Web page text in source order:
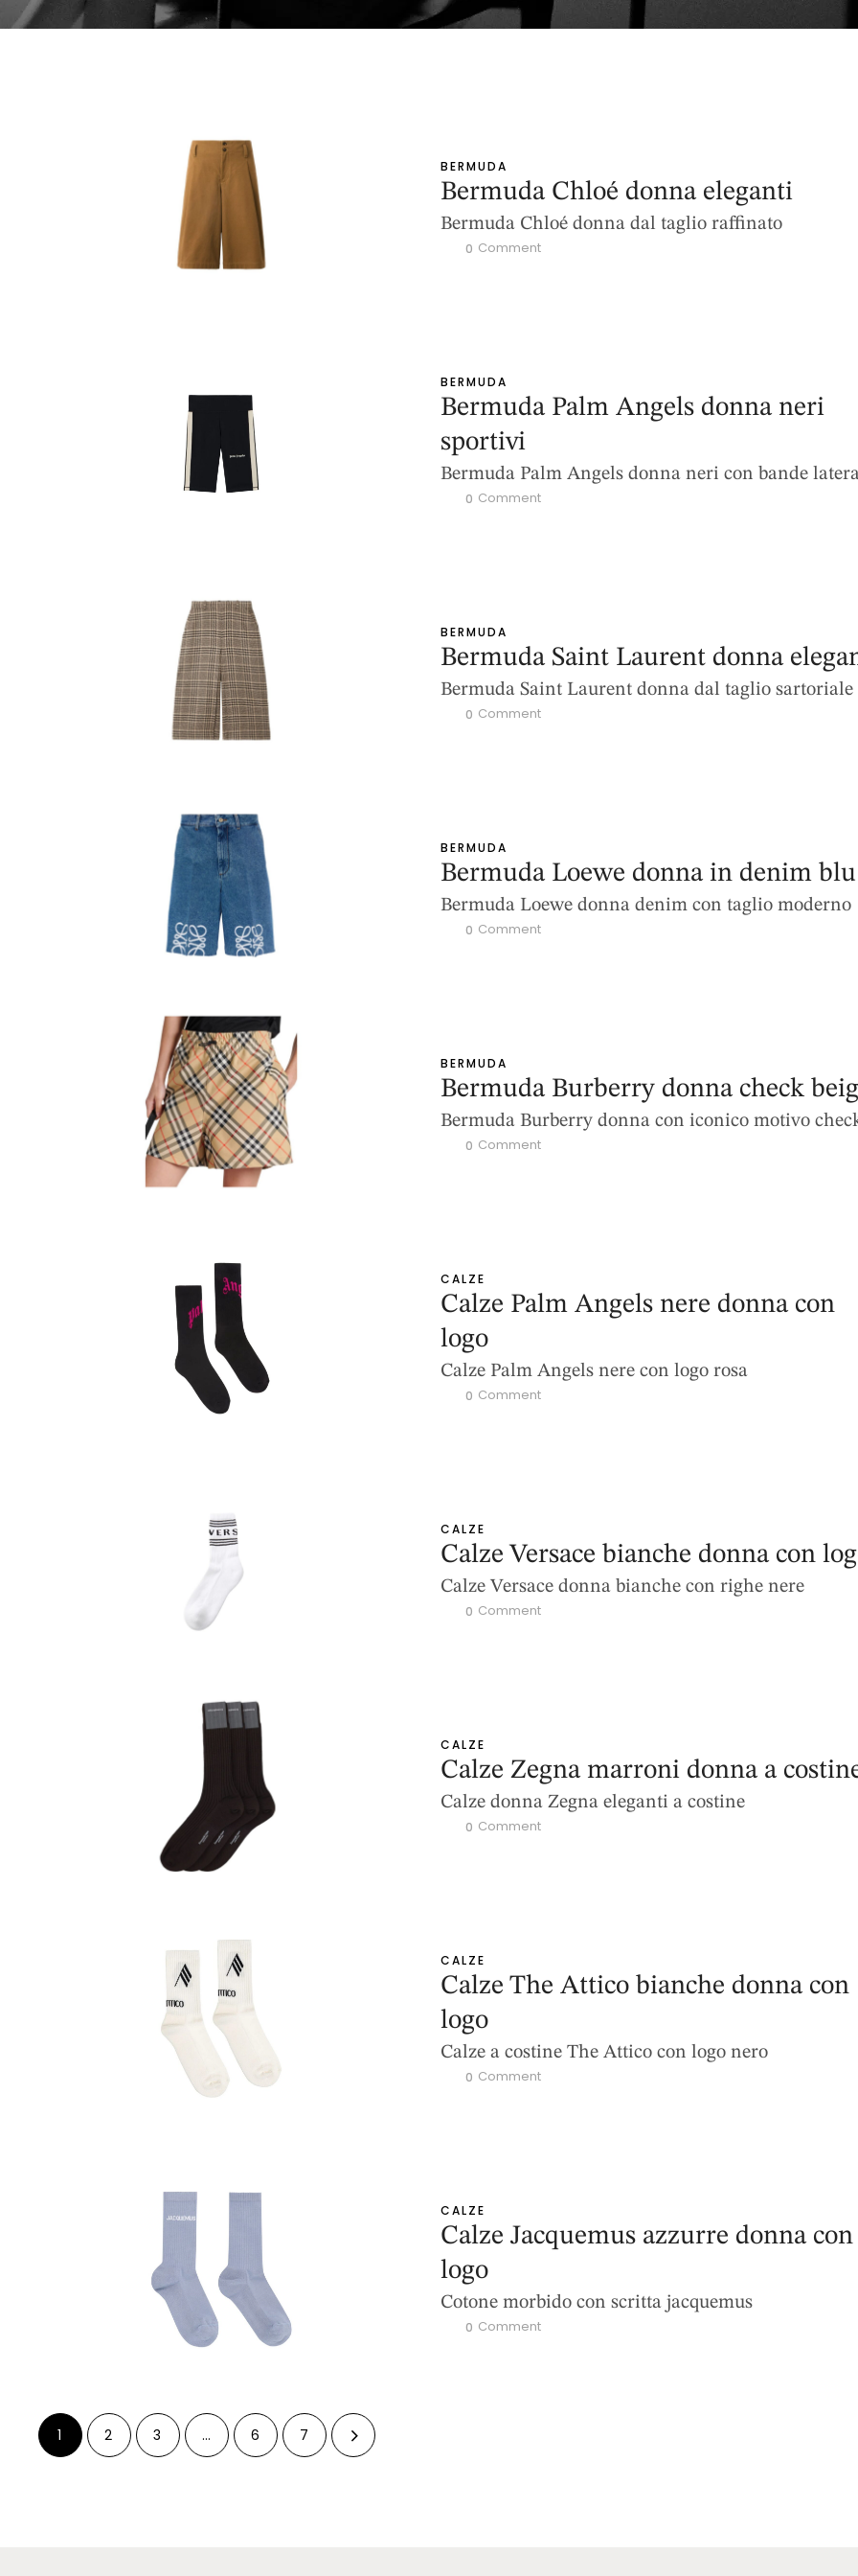
BERMUDA
Bermuda Chloé donna eleganti
Bermuda Chloé donna dal taglio raffinato
0 Comment
BERMUDA
Bermuda Palm Angels donna neri
sportivi
Bermuda Palm Angels donna neri con bande
0 Comment
BERMUDA
Bermuda Saint Laurent donna
Bermuda Saint Laurent donna dal taglio sartoriale
0 Comment
BERMUDA
Bermuda Loewe donna in denim blu
Bermuda Loewe donna denim con taglio moderno
0 Comment
BERMUDA
Bermuda Burberry donna check
Bermuda Burberry donna con iconico motivo
0 Comment
CALZE
Calze Palm Angels nere donna con
logo
Calze Palm Angels nere con logo rosa
0 Comment
CALZE
Calze Versace bianche donna con
Calze Versace donna bianche con righe nere
0 Comment
CALZE
Calze Zegna marroni donna a
Calze donna Zegna eleganti a costine
0 Comment
CALZE
Calze The Attico bianche donna con
logo
Calze a costine The Attico con logo nero
0 Comment
CALZE
Calze Jacquemus azzurre donna con
logo
Cotone morbido con scritta jacquemus
0 Comment
1 2 3 … 6 7